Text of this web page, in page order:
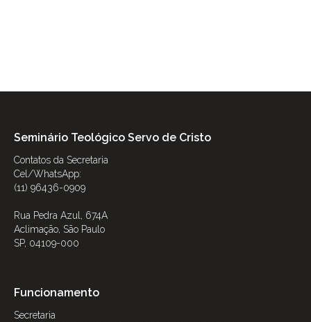
Seminário Teológico Servo de Cristo
Contatos da Secretaria
Cel/WhatsApp:
(11) 96436-0909
Rua Pedra Azul, 674A
Aclimação, São Paulo
SP, 04109-000
Funcionamento
Secretaria